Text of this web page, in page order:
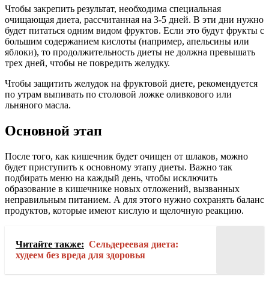
Чтобы закрепить результат, необходима специальная
очищающая диета, рассчитанная на 3-5 дней. В эти дни нужно
будет питаться одним видом фруктов. Если это будут фрукты с
большим содержанием кислоты (например, апельсины или
яблоки), то продолжительность диеты не должна превышать
трех дней, чтобы не повредить желудку.
Чтобы защитить желудок на фруктовой диете, рекомендуется
по утрам выпивать по столовой ложке оливкового или
льняного масла.
Основной этап
После того, как кишечник будет очищен от шлаков, можно
будет приступить к основному этапу диеты. Важно так
подбирать меню на каждый день, чтобы исключить
образование в кишечнике новых отложений, вызванных
неправильным питанием. А для этого нужно сохранять баланс
продуктов, которые имеют кислую и щелочную реакцию.
Читайте также: Сельдереевая диета:
худеем без вреда для здоровья